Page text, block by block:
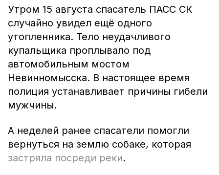
Утром 15 августа спасатель ПАСС СК
случайно увидел ещё одного
утопленника. Тело неудачливого
купальщика проплывало под
автомобильным мостом
Невинномысска. В настоящее время
полиция устанавливает причины гибели
мужчины.
А неделей ранее спасатели помогли
вернуться на землю собаке, которая
застряла посреди реки.